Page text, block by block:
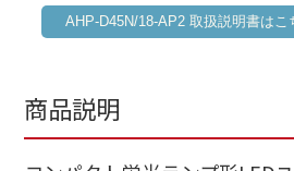
AHP-D45N/18-AP2 取扱説明書はこ
商品説明